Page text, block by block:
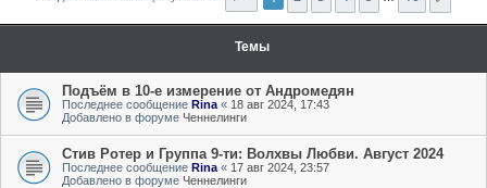
Темы
Подъём в 10-е измерение от Андромедян
Последнее сообщение Rina « 18 авг 2024, 17:43
Добавлено в форуме Ченнелинги
Стив Ротер и Группа 9-ти: Волхвы Любви. Август 2024
Последнее сообщение Rina « 17 авг 2024, 23:57
Добавлено в форуме Ченнелинги